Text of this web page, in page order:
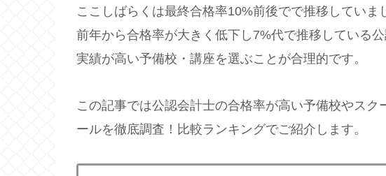
ここしばらくは最終合格率10%前後でで推移してい
前年から合格率が大きく低下し7%代で推移している
実績が高い予備校・講座を選ぶことが合理的です。
この記事では公認会計士の合格率が高い予備校やスク
ールを徹底調査！比較ランキングでご紹介します。